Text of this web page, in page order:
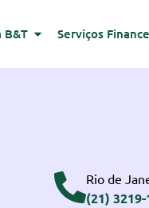
B&T Serviços
Rio de
(21) 3219-